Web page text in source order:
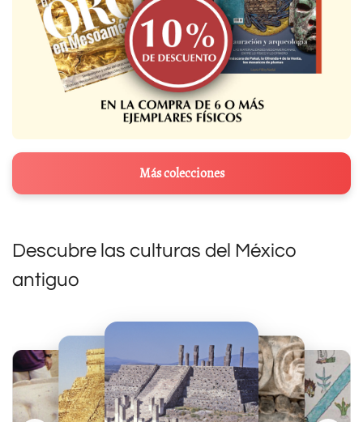
Más colecciones
Descubre las culturas del México
antiguo